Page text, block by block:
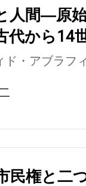
人間―原
代から14
ド・アブラフ
民権と二